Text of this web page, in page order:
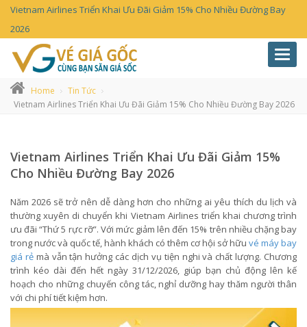
Vietnam Airlines Triển Khai Ưu Đãi Giảm 15% Cho Nhiều Đường Bay
2026
Home
Tin Tức
Vietnam Airlines Triển Khai Ưu Đãi Giảm 15% Cho Nhiều Đường Bay 2026
Vietnam Airlines Triển Khai Ưu Đãi Giảm 15%
Cho Nhiều Đường Bay 2026
Năm 2026 sẽ trở nên dễ dàng hơn cho những ai yêu thích du lịch và
thường xuyên di chuyển khi Vietnam Airlines triển khai chương trình
ưu đãi “Thứ 5 rực rỡ”. Với mức giảm lên đến 15% trên nhiều chặng bay
trong nước và quốc tế, hành khách có thêm cơ hội sở hữu vé máy bay
giá rẻmà vẫn tận hưởng các dịch vụ tiện nghi và chất lượng. Chương
trình kéo dài đến hết ngày 31/12/2026, giúp bạn chủ động lên kế
hoạch cho những chuyến công tác, nghỉ dưỡng hay thăm người thân
với chi phí tiết kiệm hơn.